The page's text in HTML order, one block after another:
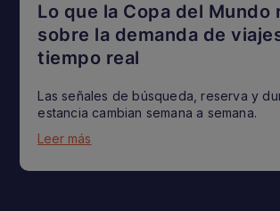
Lo que la Copa del Mundo
sobre la demanda de
tiempo real
Las señales de búsqueda, reserva y
estancia cambian semana a semana.
Leer más